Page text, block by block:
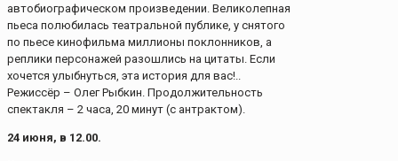
автобиографическом произведении. Великолепная
пьеса полюбилась театральной публике, у снятого
по пьесе кинофильма миллионы поклонников, а
реплики персонажей разошлись на цитаты. Если
хочется улыбнуться, эта история для вас!..
Режиссёр – Олег Рыбкин. Продолжительность
спектакля – 2 часа, 20 минут (с антрактом).
24 июня, в 12.00.